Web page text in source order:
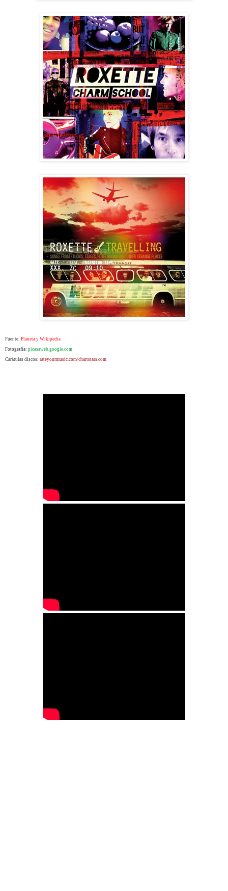
Fuente: Planeta y Wikipedia
Fotografía: picasaweb.google.com
Carátulas discos: rateyourmusic.com/chartstats.com